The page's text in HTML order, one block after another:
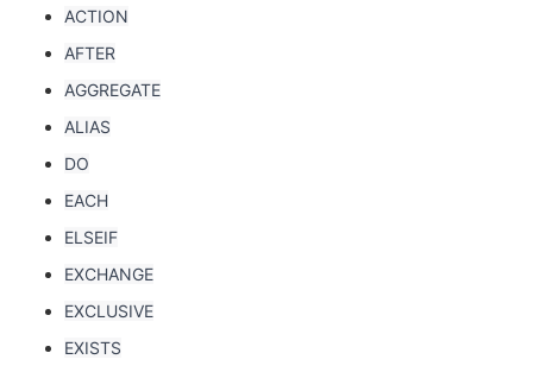
ACTION
AFTER
AGGREGATE
ALIAS
DO
EACH
ELSEIF
EXCHANGE
EXCLUSIVE
EXISTS